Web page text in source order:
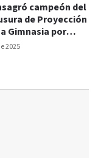
2025
campeón del
de Proyección
Gimnasia por